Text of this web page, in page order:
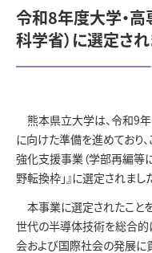
令和8年度大学・
科学省）に選定さ
熊本県立大学は、令和9年
に向けた準備を進めており
強化支援事業（学部再編等
野転換枠」』に選定されまし
本事業に選定されたことを
世代の半導体技術を総合的
会および国際社会の発展に